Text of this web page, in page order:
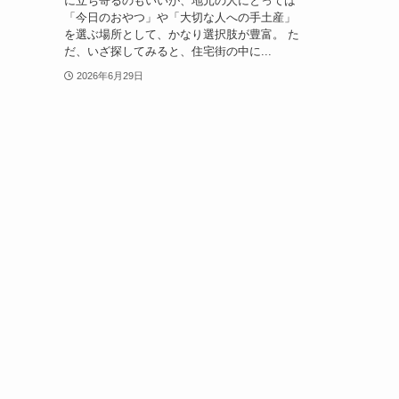
「今日のおやつ」や「大切な人への手土産」
を選ぶ場所として、かなり選択肢が豊富。 た
だ、いざ探してみると、住宅街の中に...
2026年6月29日